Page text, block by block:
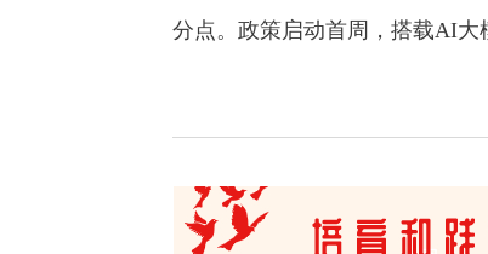
分点。政策启动首周，搭载AI大